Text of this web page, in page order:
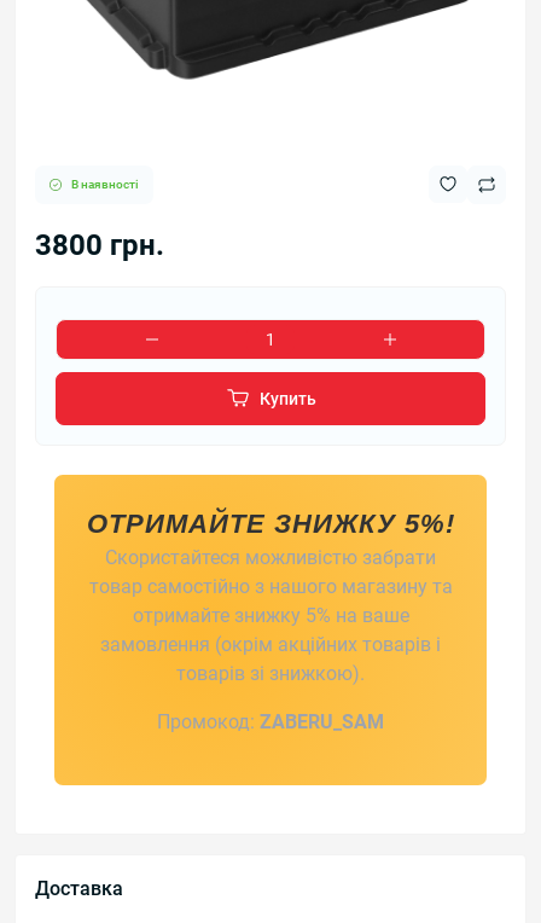
В наявності
3800 грн.
Купить
ОТРИМАЙТЕ ЗНИЖКУ 5%!
Скористайтеся можливістю забрати
товар самостійно з нашого магазину та
отримайте знижку 5% на ваше
замовлення (окрім акційних товарів і
товарів зі знижкою).
Промокод: ZABERU_SAM
Доставка